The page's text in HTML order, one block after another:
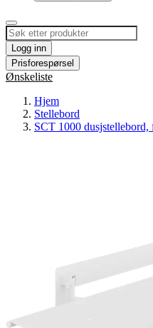
Logg inn
Prisforespørsel
Ønskeliste
Hjem
Stellebord
SCT 1000 dusjstellebord,